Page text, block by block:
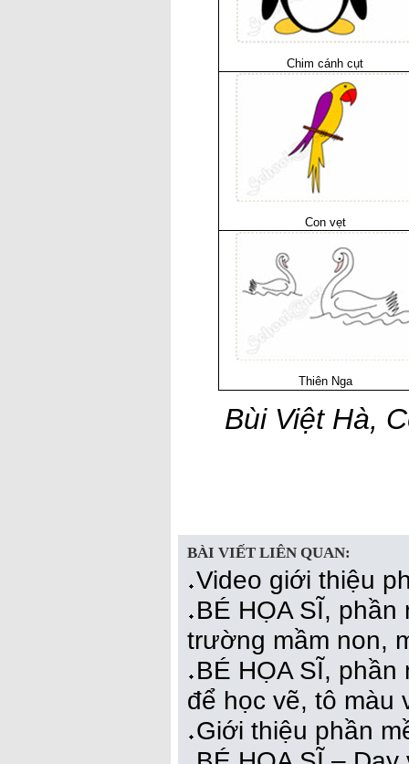
Chim cánh cụt
Con vẹt
Thiên Nga
Bùi Việt Hà,
BÀI VIẾT LIÊN QUAN:
Video giới thiệu
BÉ HỌA SĨ,
trường mầm non,
BÉ HỌA SĨ,
để học vẽ, tô màu
Giới thiệu phần